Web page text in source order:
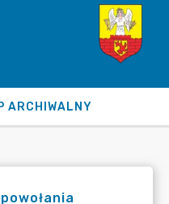
ARCHIWALNY